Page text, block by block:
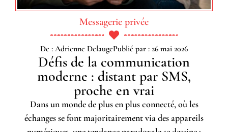
Messagerie privée
De : Adrienne DelaugePublié par : 26 mai 2026
Défis de la communication
moderne : distant par SMS,
proche en vrai
Dans un monde de plus en plus connecté, où les
échanges se font majoritairement via des appareils